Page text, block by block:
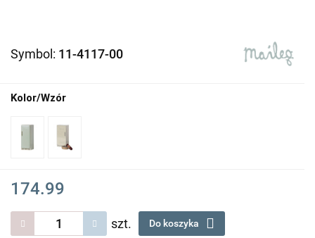
Symbol: 11-4117-00
Kolor/Wzór
174.99
szt. Do koszyka